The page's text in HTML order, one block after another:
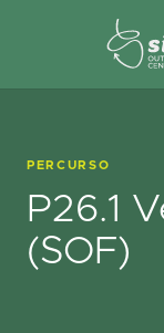
PERCURSO
P26.1
(SOF)